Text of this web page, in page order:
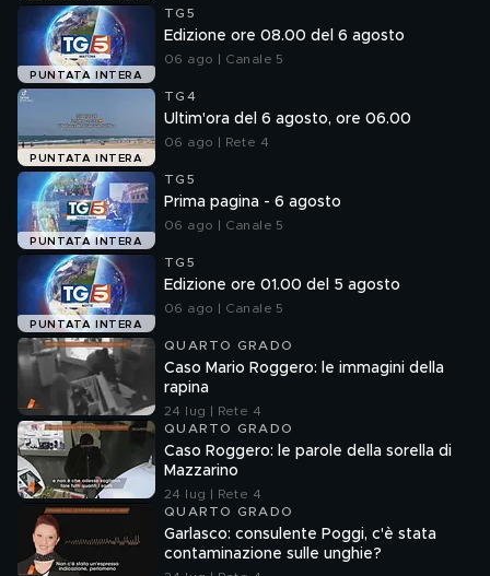
PUNTATA INTERA
TG5
Edizione ore 08.00 del 6 agosto
06 ago | Canale 5
PUNTATA INTERA
TG4
Ultim'ora del 6 agosto, ore 06.00
06 ago | Rete 4
PUNTATA INTERA
TG5
Prima pagina - 6 agosto
06 ago | Canale 5
PUNTATA INTERA
TG5
Edizione ore 01.00 del 5 agosto
06 ago | Canale 5
QUARTO GRADO
Caso Mario Roggero: le immagini della
rapina
24 lug | Rete 4
QUARTO GRADO
Caso Roggero: le parole della sorella di
Mazzarino
24 lug | Rete 4
QUARTO GRADO
Garlasco: consulente Poggi, c'è stata
contaminazione sulle unghie?